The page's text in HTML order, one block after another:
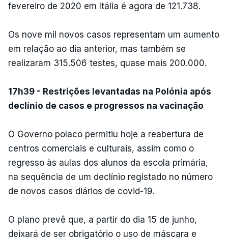
fevereiro de 2020 em Itália é agora de 121.738.
Os nove mil novos casos representam um aumento
em relação ao dia anterior, mas também se
realizaram 315.506 testes, quase mais 200.000.
17h39 - Restrições levantadas na Polónia após
declínio de casos e progressos na vacinação
O Governo polaco permitiu hoje a reabertura de
centros comerciais e culturais, assim como o
regresso às aulas dos alunos da escola primária,
na sequência de um declínio registado no número
de novos casos diários de covid-19.
O plano prevê que, a partir do dia 15 de junho,
deixará de ser obrigatório o uso de máscara e